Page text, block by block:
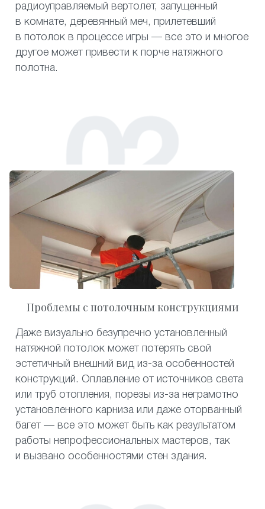
радиоуправляемый вертолет, запущенный
в комнате, деревянный меч, прилетевший
в потолок в процессе игры — все это и многое
другое может привести к порче натяжного
полотна.
Проблемы с потолочным конструкциями
Даже визуально безупречно установленный
натяжной потолок может потерять свой
эстетичный внешний вид из-за особенностей
конструкций. Оплавление от источников света
или труб отопления, порезы из-за неграмотно
установленного карниза или даже оторванный
багет — все это может быть как результатом
работы непрофессиональных мастеров, так
и вызвано особенностями стен здания.